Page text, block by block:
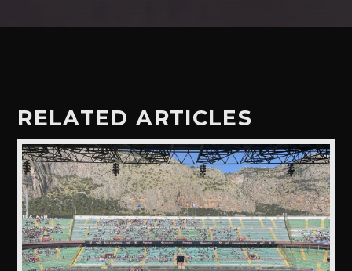
RELATED ARTICLES